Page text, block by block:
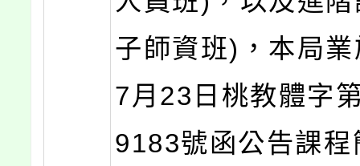
子師資班)，本局
7月23日桃教體字
9183號函公告課程